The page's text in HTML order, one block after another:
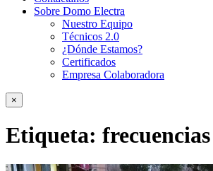
Sobre Domo Electra
Nuestro Equipo
Técnicos 2.0
¿Dónde Estamos?
Certificados
Empresa Colaboradora
×
Etiqueta: frecuencias